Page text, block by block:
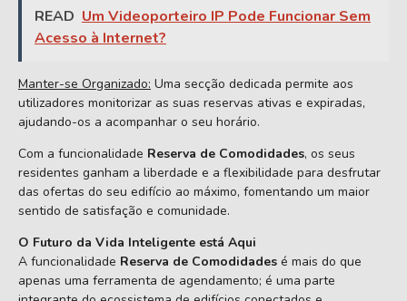
READ Um Videoporteiro IP Pode Funcionar Sem
Acesso à Internet?
Manter-se Organizado: Uma secção dedicada permite aos
utilizadores monitorizar as suas reservas ativas e expiradas,
ajudando-os a acompanhar o seu horário.
Com a funcionalidade Reserva de Comodidades, os seus
residentes ganham a liberdade e a flexibilidade para desfrutar
das ofertas do seu edifício ao máximo, fomentando um maior
sentido de satisfação e comunidade.
O Futuro da Vida Inteligente está Aqui
A funcionalidade Reserva de Comodidades é mais do que
apenas uma ferramenta de agendamento; é uma parte